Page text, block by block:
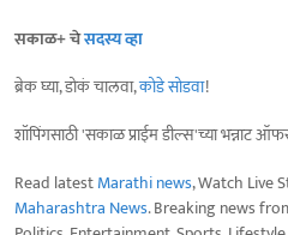
सकाळ+ चेसदस्य व्हा
ब्रेक घ्या, डोकं चालवा,कोडे सोडवा!
शॉपिंगसाठी 'सकाळ प्राईम डील्स'च्या भन्नाट
Read latestMarathi news, Watch Live
Maharashtra News. Breaking news